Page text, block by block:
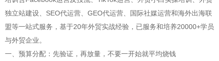
独立站建设、SEO代运营、GEO代运营、国际社媒运营和海外出海联
盟等一站式服务，基于20年外贸实战经验，已服务和培养20000+学员
与外贸企业。
一、预算分配：先验证，再放量，不要一开始就平均烧钱